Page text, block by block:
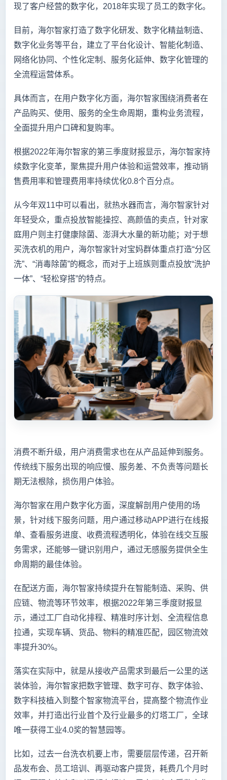
现了客户经营的数字化，2018年实现了员工的数字化。
目前，海尔智家打造了数字化研发、数字化精益制造、
数字化业务等平台，建立了平台化设计、智能化制造、
网络化协同、个性化定制、服务化延伸、数字化管理的
全流程运营体系。
具体而言，在用户数字化方面，海尔智家围绕消费者在
产品购买、使用、服务的全生命周期，重构业务流程，
全面提升用户口碑和复购率。
根据2022年海尔智家的第三季度财报显示，海尔智家持
续数字化变革，聚焦提升用户体验和运营效率，推动销
售费用率和管理费用率持续优化0.8个百分点。
从今年双11中可以看出，就热水器而言，海尔智家针对
年轻受众，重点投放智能操控、高颜值的卖点，针对家
庭用户则主打健康除菌、澎湃大水量的新功能；对于想
买洗衣机的用户，海尔智家针对宝妈群体重点打造“分区
洗”、“消毒除菌”的概念，而对于上班族则重点投放“洗护
一体”、“轻松穿搭”的特点。
消费不断升级，用户消费需求也在从产品延伸到服务。
传统线下服务出现的响应慢、服务差、不负责等问题长
期无法根除，损伤用户体验。
海尔智家在用户数字化方面，深度解剖用户使用的场
景，针对线下服务问题，用户通过移动APP进行在线报
单、查看服务进度、收费流程透明化，体验在线交互服
务需求，还能够一键识别用户，通过无感服务提供全生
命周期的最佳体验。
在配送方面，海尔智家持续提升在智能制造、采购、供
应链、物流等环节效率，根据2022年第三季度财报显
示，通过工厂自动化排程、精准时序计划、全流程信息
拉通，实现车辆、货品、物料的精准匹配，园区物流效
率提升30%。
落实在实际中，就是从接收产品需求到最后一公里的送
装体验，海尔智家把数字管理、数字可存、数字体验、
数字科技植入到整个智家物流平台，提高整个物流作业
效率，并打造出行业首个及行业最多的灯塔工厂，全球
唯一获得工业4.0奖的智慧园等。
比如，过去一台洗衣机要上市，需要层层传递，召开新
品发布会、员工培训、再驱动客户提货，耗费几个月时